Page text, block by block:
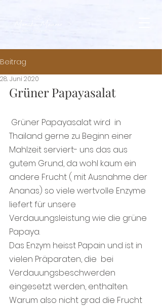
Beitrag
28. Juni 2020
Grüner Papayasalat
Thailand gerne zu Beginn einer
Mahlzeit serviert- uns das aus
gutem Grund, da wohl kaum ein
andere Frucht ( mit Ausnahme der
Ananas) so viele wertvolle Enzyme
liefert für unsere
Verdauungsleistung wie die grüne
Papaya.
Das Enzym heisst Papain und ist in
vielen Präparaten, die  bei
Verdauungsbeschwerden
eingesetzt werden, enthalten.
Warum also nicht grad die Frucht